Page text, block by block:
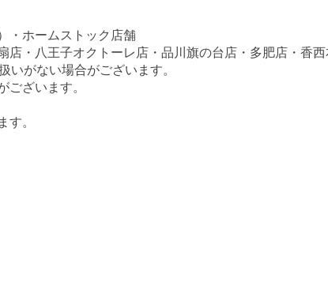
・ホームストック店舗
・八王子オクトーレ店・品川旗の台店・多肥店・香
いがない場合がございます。
ございます。
す。